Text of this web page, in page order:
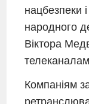
нацбезпеки
народного
Віктора
Компаніям